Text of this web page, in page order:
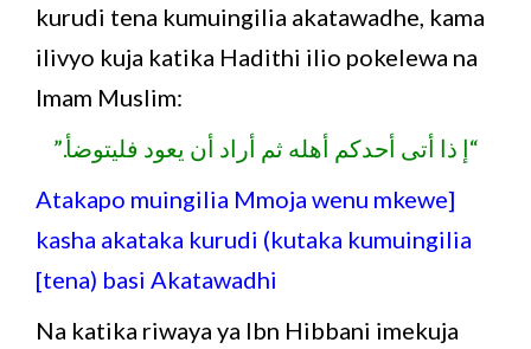
kurudi tena kumuingilia akatawadhe, kama
ilivyo kuja katika Hadithi ilio pokelewa na
Imam Muslim:
“إ ذا أتى أحدكم أهله ثم أراد أن يعود فليتوضأ.”
[Atakapo muingilia Mmoja wenu mkewe
kasha akataka kurudi (kutaka kumuingilia
tena) basi Akatawadhi]
Na katika riwaya ya Ibn Hibbani imekuja